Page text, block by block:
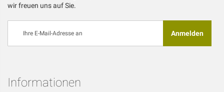
wir freuen uns auf Sie.
sich
an:
Anmelden
Informationen